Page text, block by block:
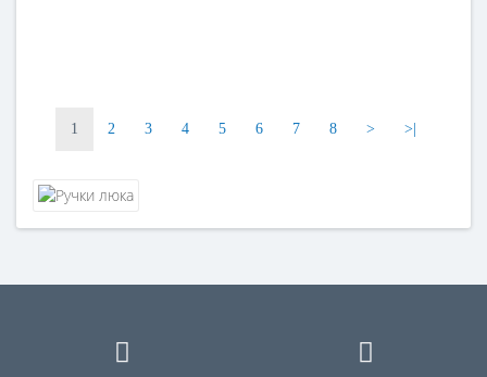
1 2 3 4 5 6 7 8 > >|